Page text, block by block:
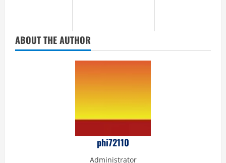
ABOUT THE AUTHOR
phi72110
Administrator